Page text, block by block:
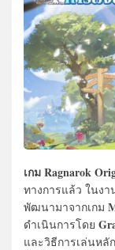
เกม Ragnarok
ทางการแล้ว ในงา
พัฒนามาจากเกม
ดำเนินการโดย
และวิธีการเล่นหลั